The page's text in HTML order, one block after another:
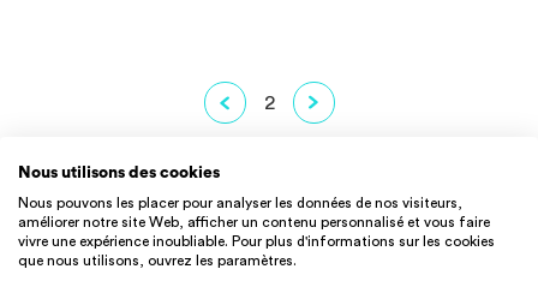
2
CENTRE D'AIDE
Nous utilisons des cookies
Nous pouvons les placer pour analyser les données de nos visiteurs,
améliorer notre site Web, afficher un contenu personnalisé et vous faire
vivre une expérience inoubliable. Pour plus d'informations sur les cookies
que nous utilisons, ouvrez les paramètres.